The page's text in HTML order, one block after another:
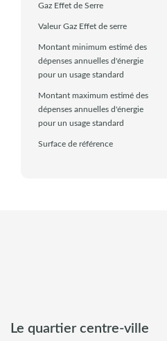
Gaz Effet de Serre
Valeur Gaz Effet de serre
Montant minimum estimé des
dépenses annuelles d'énergie
pour un usage standard
Montant maximum estimé des
dépenses annuelles d'énergie
pour un usage standard
Surface de référence
Le quartier centre-ville